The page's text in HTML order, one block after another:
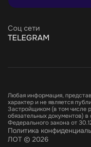
Соц сети
TELEGRAM
Любая информация,
характер и не является
Застройщиком (в том числе
обязательных документов) в
Федерального закона от
Политика
ЛОТ © 2026